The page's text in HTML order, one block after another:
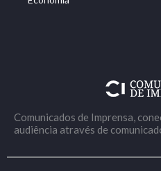
Comunicados de Imprensa,
audiência através de